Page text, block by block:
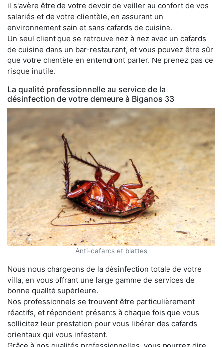
il s'avère être de votre devoir de veiller au confort de vos
salariés et de votre clientèle, en assurant un
environnement sain et sans cafards de cuisine.
Un seul client que se retrouve nez à nez avec un cafards
de cuisine dans un bar-restaurant, et vous pouvez être sûr
que votre clientèle en entendront parler. Ne prenez pas ce
risque inutile.
La qualité professionnelle au service de la
désinfection de votre demeure à Biganos 33
Anti-cafards et blattes
Nous nous chargeons de la désinfection totale de votre
villa, en vous offrant une large gamme de services de
bonne qualité supérieure.
Nos professionnels se trouvent être particulièrement
réactifs, et répondent présents à chaque fois que vous
sollicitez leur prestation pour vous libérer des cafards
orientaux qui vous infestent.
Grâce à nos qualités professionnelles, vous pourrez dire